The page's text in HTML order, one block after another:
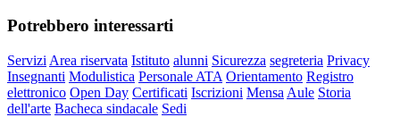
Potrebbero interessarti
Servizi Area riservata Istituto alunni Sicurezza segreteria Privacy
Insegnanti Modulistica Personale ATA Orientamento Registro
elettronico Open Day Certificati Iscrizioni Mensa Aule Storia
dell'arte Bacheca sindacale Sedi